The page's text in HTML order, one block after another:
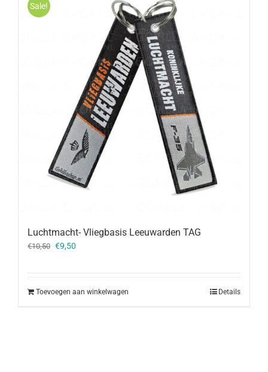
Sale!
Luchtmacht- Vliegbasis Leeuwarden TAG
€10,50 Oorspronkelijke
€9,50
Toevoegen aan winkelwagen Details